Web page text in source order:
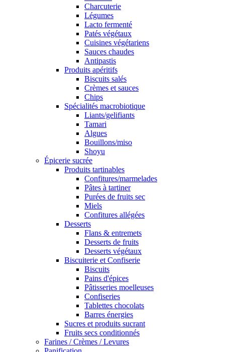
Charcuterie
Légumes
Lacto fermenté
Patés végétaux
Cuisines végétariens
Sauces chaudes
Antipastis
Produits apéritifs
Biscuits salés
Crèmes et sauces
Chips
Spécialités macrobiotique
Liants/gelifiants
Tamari
Algues
Bouillons/miso
Shoyu
Épicerie sucrée
Produits tartinables
Confitures/marmelades
Pâtes à tartiner
Purées de fruits sec
Miels
Confitures allégées
Desserts
Flans & entremets
Desserts de fruits
Desserts végétaux
Biscuiterie et Confiserie
Biscuits
Pains d'épices
Pâtisseries moelleuses
Confiseries
Tablettes chocolats
Barres énergies
Sucres et produits sucrant
Fruits secs conditionnés
Farines / Crèmes / Levures